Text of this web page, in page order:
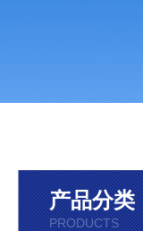
产品分类
PRODUCTS